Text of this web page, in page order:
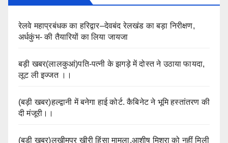
रेलवे महाप्रबंधक का हरिद्वार–देवबंद रेलखंड का बड़ा निरीक्षण,
अर्धकुंभ- की तैयारियों का लिया जायजा
बड़ी खबर(लालकुआं)पति-पत्नी के झगड़े में दोस्त ने उठाया फायदा,
लूट ली इज्जत ।।
(बड़ी खबर)हल्द्वानी में बनेगा हाई कोर्ट. कैबिनेट ने भूमि हस्तांतरण की
दी मंजूरी।।
(बड़ी खबर)लखीमपुर खीरी हिंसा मामला,आशीष मिश्रा को नहीं मिली